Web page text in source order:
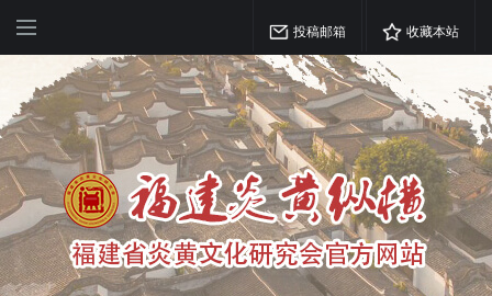
投稿邮箱 收藏本站